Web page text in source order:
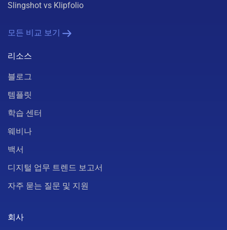
Slingshot vs Klipfolio
모든 비교 보기
리소스
블로그
템플릿
학습 센터
웨비나
백서
디지털 업무 트렌드 보고서
자주 묻는 질문 및 지원
회사